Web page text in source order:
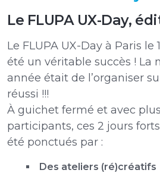
Le FLUPA UX-Day,
Le FLUPA UX-Day à Paris le
été un véritable succès ! La
année était de l’organiser
réussi !!!
À guichet fermé et avec
participants, ces 2 jours
été ponctués par :
Des ateliers (ré)créatifs